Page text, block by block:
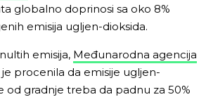
globalno doprinosi sa oko 8%
emisija ugljen-dioksida.
emisija, Međunarodna agencija
je procenila da emisije ugljen-
od gradnje treba da padnu za 50%